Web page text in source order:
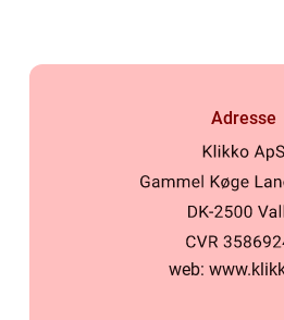
Adresse
web: